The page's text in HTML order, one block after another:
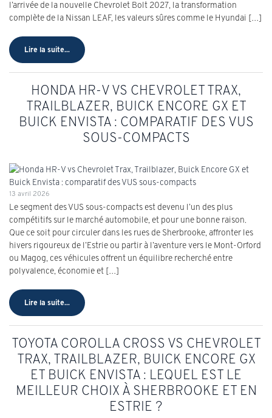
l’arrivée de la nouvelle Chevrolet Bolt 2027, la transformation
complète de la Nissan LEAF, les valeurs sûres comme le Hyundai […]
Lire la suite...
HONDA HR-V VS CHEVROLET TRAX,
TRAILBLAZER, BUICK ENCORE GX ET
BUICK ENVISTA : COMPARATIF DES VUS
SOUS-COMPACTS
13 avril 2026
Le segment des VUS sous-compacts est devenu l’un des plus
compétitifs sur le marché automobile, et pour une bonne raison.
Que ce soit pour circuler dans les rues de Sherbrooke, affronter les
hivers rigoureux de l’Estrie ou partir à l’aventure vers le Mont-Orford
ou Magog, ces véhicules offrent un équilibre recherché entre
polyvalence, économie et […]
Lire la suite...
TOYOTA COROLLA CROSS VS CHEVROLET
TRAX, TRAILBLAZER, BUICK ENCORE GX
ET BUICK ENVISTA : LEQUEL EST LE
MEILLEUR CHOIX À SHERBROOKE ET EN
ESTRIE ?